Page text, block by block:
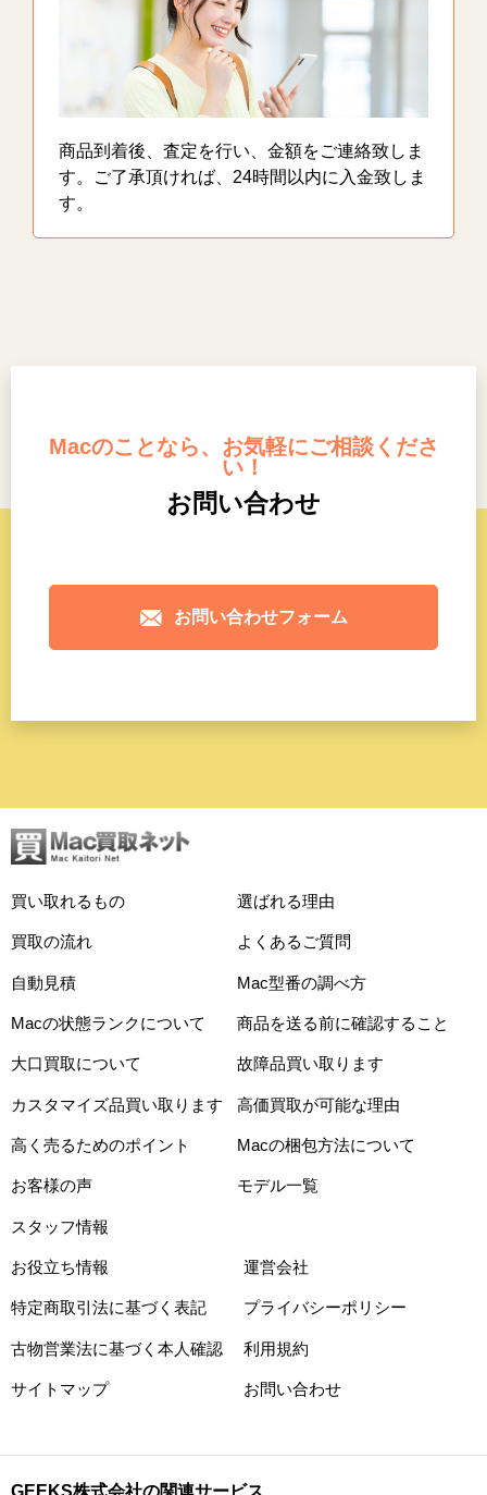
商品到着後、査定を行い、金額をご連絡致しま
す。ご了承頂ければ、24時間以内に入金致しま
す。
Macのことなら、お気軽にご相談くださ
い！
お問い合わせ
お問い合わせフォーム
買い取れるもの 選ばれる理由
買取の流れ よくあるご質問
自動見積 Mac型番の調べ方
Macの状態ランクについて 商品を送る前に確認すること
大口買取について 故障品買い取ります
カスタマイズ品買い取ります 高価買取が可能な理由
高く売るためのポイント Macの梱包方法について
お客様の声 モデル一覧
スタッフ情報
お役立ち情報 運営会社
特定商取引法に基づく表記 プライバシーポリシー
古物営業法に基づく本人確認 利用規約
サイトマップ お問い合わせ
GEEKS株式会社の関連サービス